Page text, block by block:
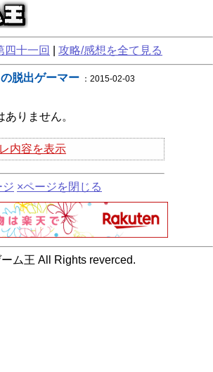
四十一回 攻略/感想を全て見る
脱出ゲーマー ：2015-02-03
ありません。
内容を表示
×ページを閉じる
ム王 All Rights reverced.